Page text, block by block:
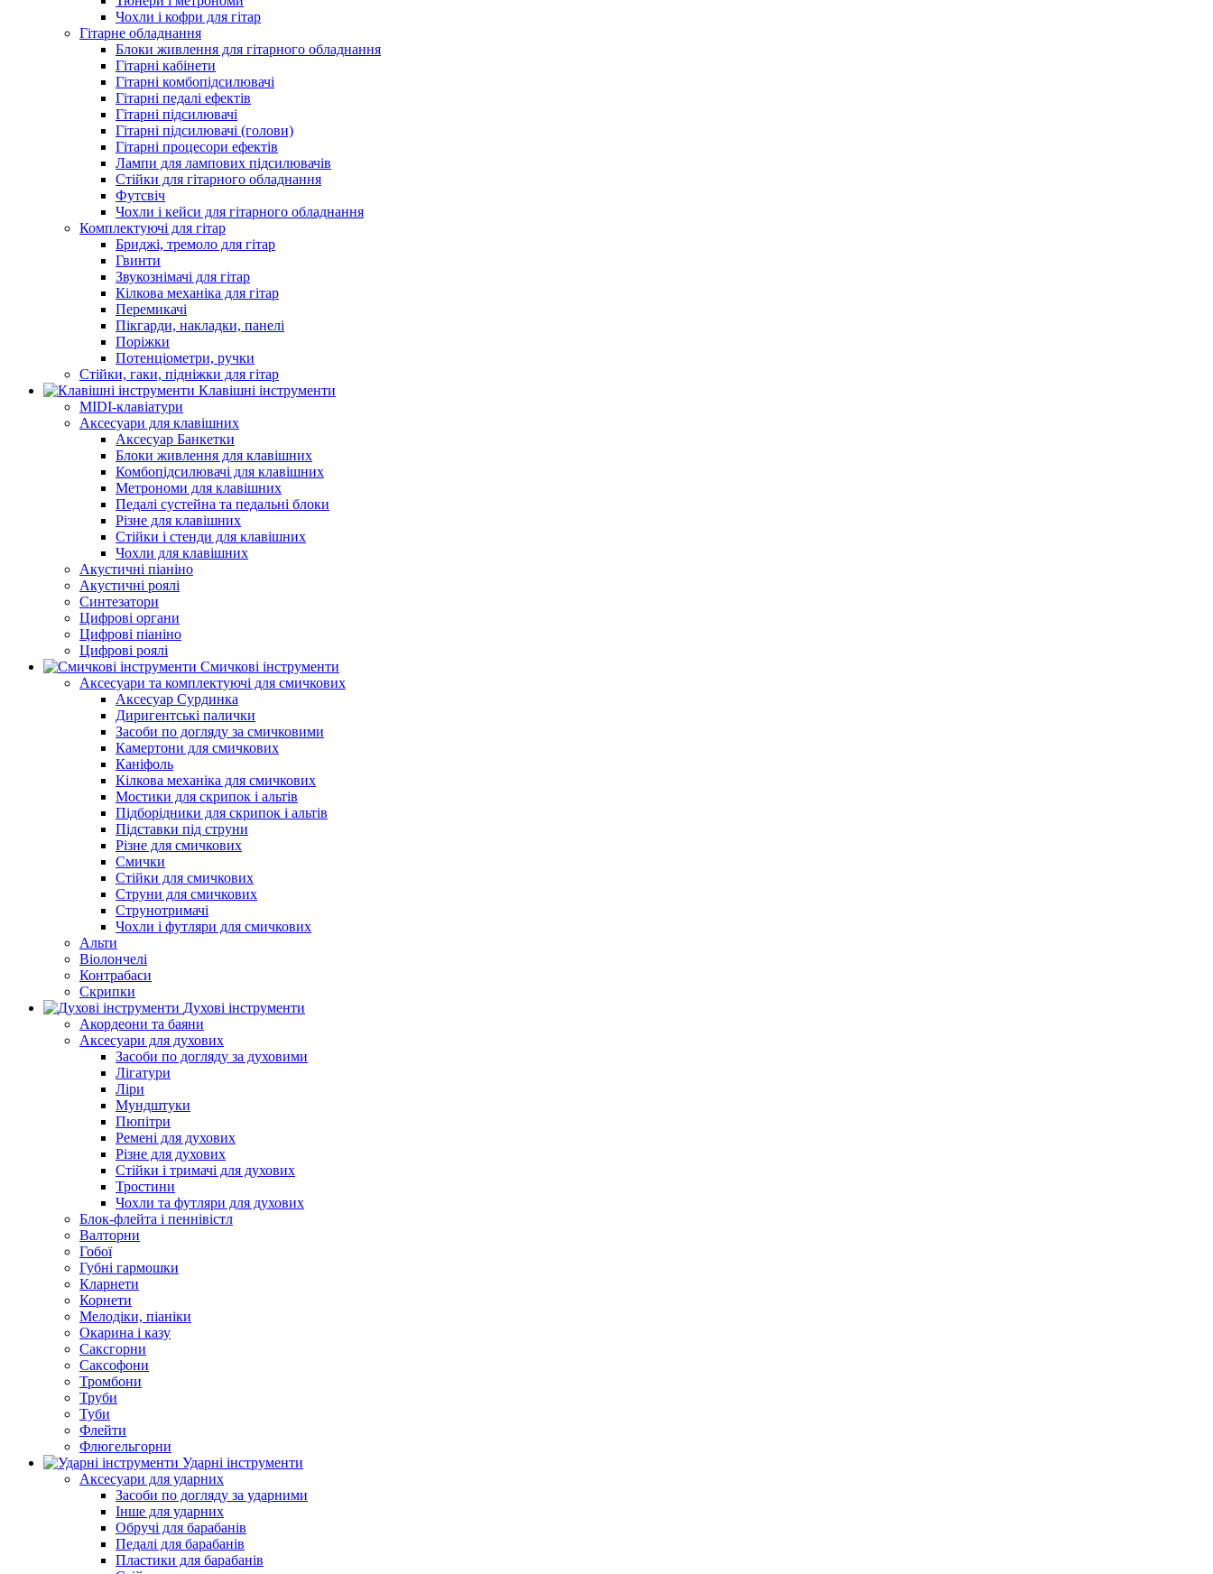
Чохли і кофри для гітар
Гітарне обладнання
Блоки живлення для гітарного обладнання
Гітарні кабінети
Гітарні комбопідсилювачі
Гітарні педалі ефектів
Гітарні підсилювачі
Гітарні підсилювачі (голови)
Гітарні процесори ефектів
Лампи для лампових підсилювачів
Стійки для гітарного обладнання
Футсвіч
Чохли і кейси для гітарного обладнання
Комплектуючі для гітар
Бриджі, тремоло для гітар
Гвинти
Звукознімачі для гітар
Кілкова механіка для гітар
Перемикачі
Пікгарди, накладки, панелі
Поріжки
Потенціометри, ручки
Стійки, гаки, підніжки для гітар
Клавішні інструменти
MIDI-клавіатури
Аксесуари для клавішних
Аксесуар Банкетки
Блоки живлення для клавішних
Комбопідсилювачі для клавішних
Метрономи для клавішних
Педалі сустейна та педальні блоки
Різне для клавішних
Стійки і стенди для клавішних
Чохли для клавішних
Акустичні піаніно
Акустичні роялі
Синтезатори
Цифрові органи
Цифрові піаніно
Цифрові роялі
Смичкові інструменти
Аксесуари та комплектуючі для смичкових
Аксесуар Сурдинка
Диригентські палички
Засоби по догляду за смичковими
Камертони для смичкових
Каніфоль
Кілкова механіка для смичкових
Мостики для скрипок і альтів
Підборiдники для скрипок і альтів
Підставки під струни
Різне для смичкових
Смички
Стійки для смичкових
Струни для смичкових
Струнотримачі
Чохли і футляри для смичкових
Альти
Віолончелі
Контрабаси
Скрипки
Духові інструменти
Акордеони та баяни
Аксесуари для духових
Засоби по догляду за духовими
Лігатури
Ліри
Мундштуки
Пюпітри
Ремені для духових
Різне для духових
Стійки і тримачі для духових
Тростини
Чохли та футляри для духових
Блок-флейта і пеннівістл
Валторни
Гобої
Губні гармошки
Кларнети
Корнети
Мелодіки, піаніки
Окарина і казу
Саксгорни
Саксофони
Тромбони
Труби
Туби
Флейти
Флюгельгорни
Ударні інструменти
Аксесуари для ударних
Засоби по догляду за ударними
Інше для ударних
Обручі для барабанів
Педалі для барабанів
Пластики для барабанів